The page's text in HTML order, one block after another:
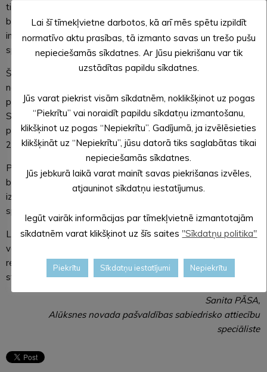
tik nemotivējošos apstākļos ir izvēlējušies vairāk nekā 400
bērni, un viņi ir pelnījuši 21. gadsimtam atbilstošu
infrastruktūru, – uzsver Alūksnes pilsētas Bērnu un jaunatnes
sporta skolas direktore Līga Tomsone.
Šobrīd tiek aktīvi vākti paraksti, lai vēlāk tos kopā ar vēstuli
nosūtītu ministrijai. Alūksnes novada iedzīvotāji ir aicināti
parakstīties par finansējuma piešķiršanu. To var izdarīt
Sabiedrības centrā, Dārza ielā 8, Alūksnē un Alūksnes
pilsētas Bērnu un jaunatnes sporta skolā, Lielā Ezera iela
24A, Alūksnē.
Pašvaldība cer uz Izglītības ministrijas izpratni un valsts
budžeta piešķiršanu jaunam sporta centram, lai nodrošinātu
izglītības procesu Alūksnes pilsētas Bērnu un jaunatnes
sporta skolai un vispārizglītojošajām skolām.
Latvijas izaugsmei ir svarīga līdzsvarota reģionu attīstība un
valsts budžeta atbalsta piešķiršana galvenajai sporta būvei
reģionālās nozīmes attīstības centrā Alūksnē, tādējādi
stiprinot pierobežas novadu.
Sanita PĀSA,
Alūksnes novada pašvaldības sabiedrisko attiecību
speciāliste
Lai šī tīmekļvietne darbotos, kā arī mēs spētu izpildīt
normatīvo aktu prasības, tā izmanto savas un trešo pušu
nepieciešamās sīkdatnes. Ar Jūsu piekrišanu var tik
uzstādītas papildu sīkdatnes.
Jūs varat piekrist visām sīkdatnēm, noklikšķinot uz pogas
“Piekrītu” vai noraidīt papildu sīkdatņu izmantošanu,
klikšķinot uz pogas “Nepiekrītu”. Gadījumā, ja izvēlēsieties
klikšķināt uz “Nepiekrītu”, jūsu datorā tiks saglabātas tikai
nepieciešamās sīkdatnes.
Jūs jebkurā laikā varat mainīt savas piekrišanas izvēles,
atjauninot sīkdatņu iestatījumus.
Iegūt vairāk informācijas par tīmekļvietnē izmantotajām
sīkdatnēm varat klikšķinot uz šīs saites "Sīkdatņu politika"
Piekrītu Sīkdatņu iestatījumi Nepiekrītu